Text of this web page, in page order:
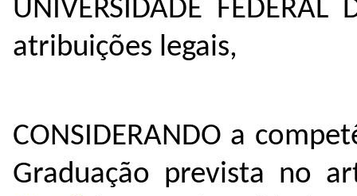
UNIVERSIDADE
atribuições legais,
CONSIDERANDO a
Graduação prevista no